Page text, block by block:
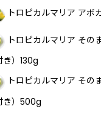
トロピカルマリア ア
トロピカルマリア その
き）130g
トロピカルマリア その
き）500g